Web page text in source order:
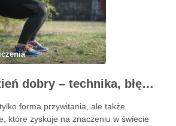
Ćwiczenie dzień dobry – technika, błędy i korzyści zdrowotne
forma przywitania, ale także
które zyskuje na znaczeniu w świecie